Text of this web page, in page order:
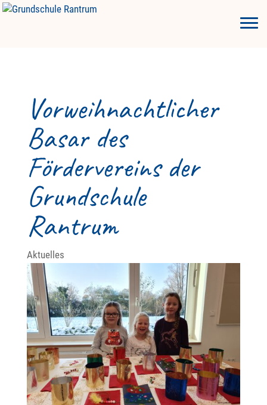
Vorweihnachtlicher
Basar des
Fördervereins der
Grundschule
Rantrum
Aktuelles